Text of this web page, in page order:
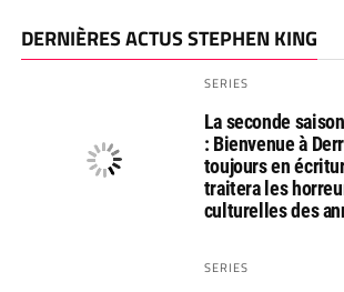
DERNIÈRES ACTUS STEPHEN KING
SERIES
La seconde
: Bienvenue à
toujours en
traitera les
culturelles des
SERIES